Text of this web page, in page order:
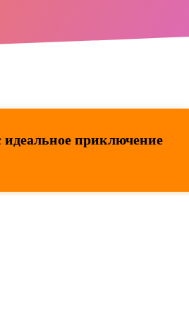
идеальное приключение